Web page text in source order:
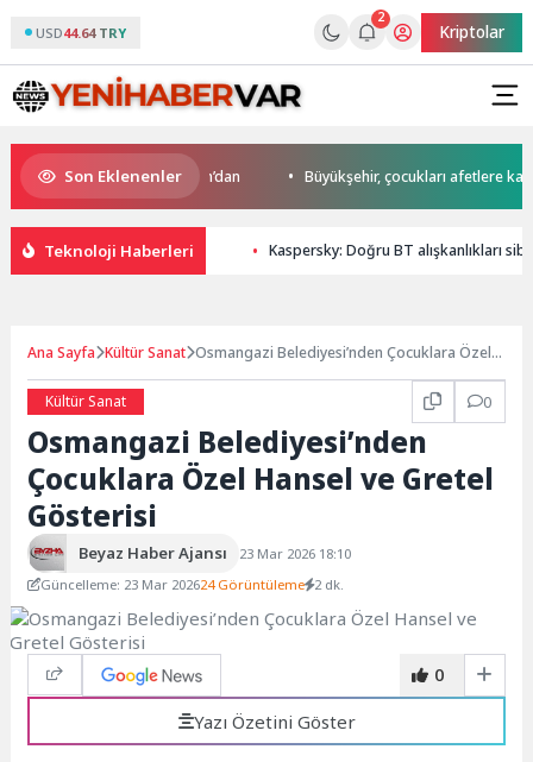
USD44.64 TRY
2
Kriptolar
Son Eklenenler
start Başkan Büyükakın’dan Büyükşehir, çocukları afetlere karşı
Teknoloji Haberleri Kaspersky: Doğru BT alışkanlıkları
Ana Sayfa Kültür Sanat Osmangazi Belediyesi’nden Çocuklara Özel
Kültür Sanat
0
Osmangazi Belediyesi’nden
Çocuklara Özel Hansel ve Gretel
Gösterisi
Beyaz Haber Ajansı
23 Mar 2026 18:10
Güncelleme: 23 Mar 202624 Görüntüleme 2 dk.
0
Yazı Özetini Göster